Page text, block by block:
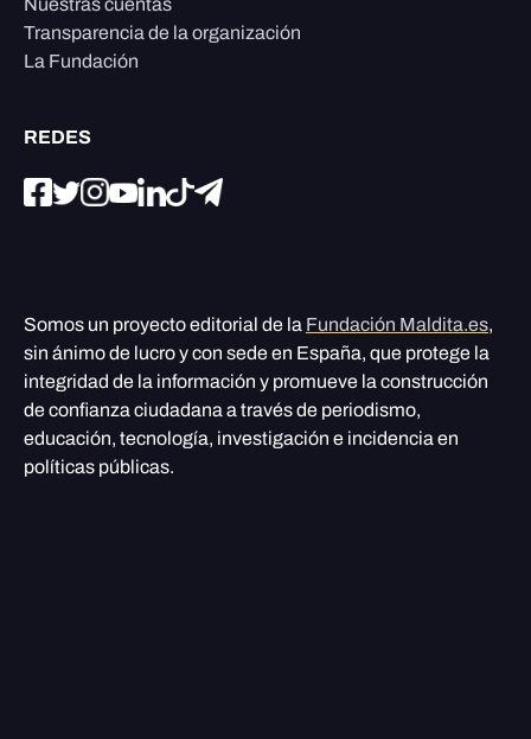
Nuestras cuentas
Transparencia de la organización
La Fundación
REDES
Somos un proyecto editorial de la Fundación Maldita.es,
sin ánimo de lucro y con sede en España, que protege la
integridad de la información y promueve la construcción
de confianza ciudadana a través de periodismo,
educación, tecnología, investigación e incidencia en
políticas públicas.